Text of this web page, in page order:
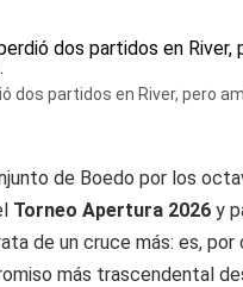
dos partidos en River, pero
de Boedo por los
Torneo Apertura 2026 y
de un cruce más: es,
más trascendental